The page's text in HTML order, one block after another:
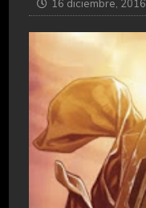
16 diciembre, 2016